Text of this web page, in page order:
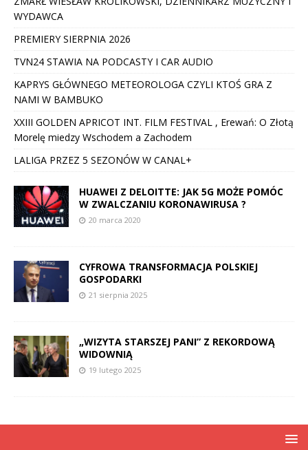
WYDAWCA
PREMIERY SIERPNIA 2026
TVN24 STAWIA NA PODCASTY I CAR AUDIO
KAPRYS GŁÓWNEGO METEOROLOGA CZYLI KTOŚ GRA Z
NAMI W BAMBUKO
XXIII GOLDEN APRICOT INT. FILM FESTIVAL , Erewań: O Złotą
Morelę miedzy Wschodem a Zachodem
LALIGA PRZEZ 5 SEZONÓW W CANAL+
HUAWEI Z DELOITTE: JAK 5G MOŻE POMÓC
W ZWALCZANIU KORONAWIRUSA ?
20 marca 2020
CYFROWA TRANSFORMACJA POLSKIEJ
GOSPODARKI
21 sierpnia 2025
„WIZYTA STARSZEJ PANI” Z REKORDOWĄ
WIDOWNIĄ
19 lutego 2025